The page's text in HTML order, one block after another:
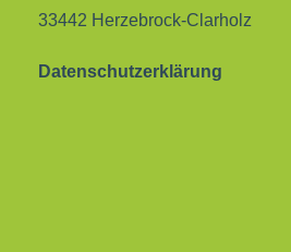
33442 Herzebrock-Clarholz
Datenschutzerklärung